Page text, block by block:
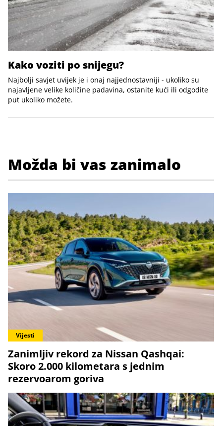
Kako voziti po snijegu?
Najbolji savjet uvijek je i onaj najjednostavniji - ukoliko su
najavljene velike količine padavina, ostanite kući ili odgodite
put ukoliko možete.
Možda bi vas zanimalo
Vijesti
Zanimljiv rekord za Nissan Qashqai:
Skoro 2.000 kilometara s jednim
rezervoarom goriva